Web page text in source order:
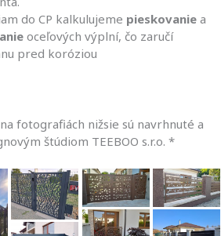
do CP kalkulujeme pieskovanie a
oceľových výplní, čo zaručí
pred koróziou
fotografiách nižsie sú navrhnuté a
štúdiom TEEBOO s.r.o. *